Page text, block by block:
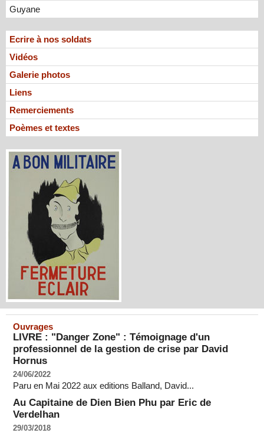
Guyane
Ecrire à nos soldats
Vidéos
Galerie photos
Liens
Remerciements
Poèmes et textes
Ouvrages
LIVRE : "Danger Zone" : Témoignage d'un
professionnel de la gestion de crise par David
Hornus
24/06/2022
Paru en Mai 2022 aux editions Balland, David...
Au Capitaine de Dien Bien Phu par Eric de
Verdelhan
29/03/2018